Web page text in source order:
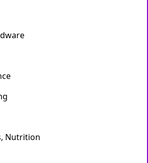
Nutrition